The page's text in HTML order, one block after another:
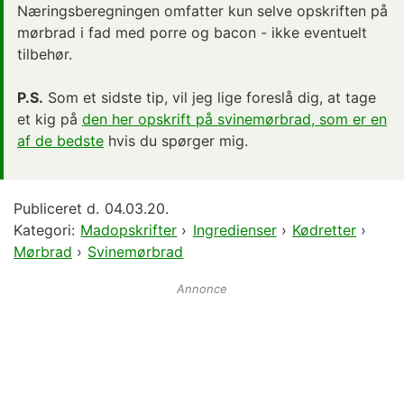
Næringsberegningen omfatter kun selve opskriften på
mørbrad i fad med porre og bacon - ikke eventuelt
tilbehør.
P.S. Som et sidste tip, vil jeg lige foreslå dig, at tage
et kig på den her opskrift på svinemørbrad, som er en
af de bedste hvis du spørger mig.
Publiceret d. 04.03.20.
Kategori: Madopskrifter › Ingredienser› Kødretter ›
Mørbrad › Svinemørbrad
Annonce